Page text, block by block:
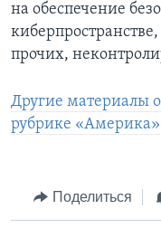
на обеспечение
прочих,
Другие материалы
рубрике «Америка»
Поделиться